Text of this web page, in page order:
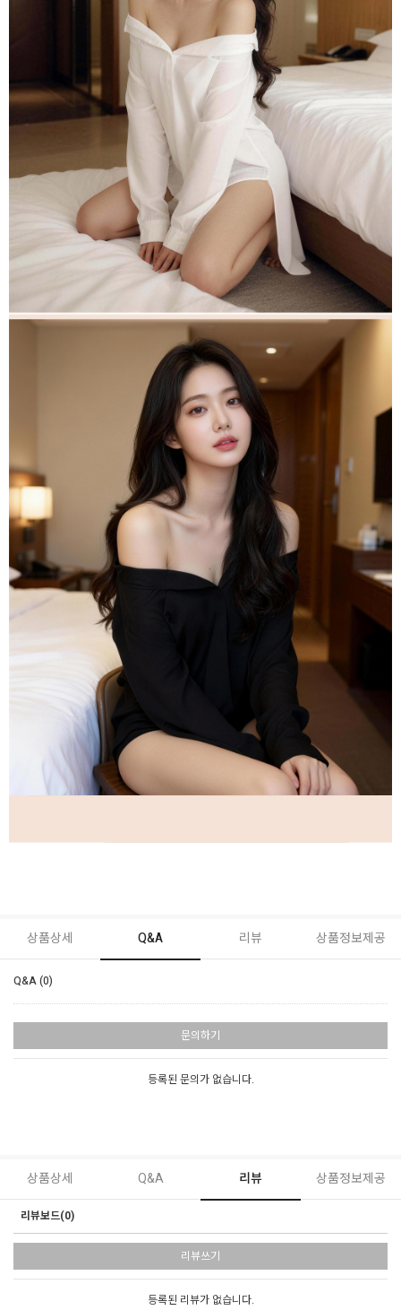
상품상세 Q&A 리뷰 상품정보제공
Q&A (0)
문의하기
등록된 문의가 없습니다.
상품상세 Q&A 리뷰 상품정보제공
리뷰보드(0)
리뷰쓰기
등록된 리뷰가 없습니다.